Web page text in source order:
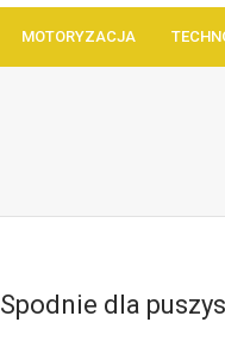
MOTORYZACJA
Spodnie dla